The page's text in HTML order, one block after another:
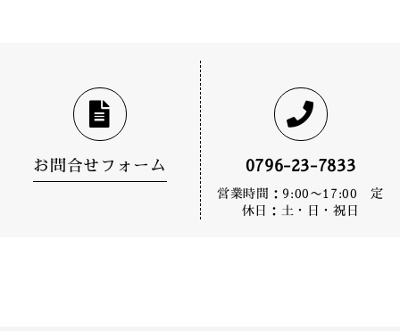
お問合せフォーム 0796-23-7833
営業時間：9:00〜17:00 定
休日：土・日・祝日